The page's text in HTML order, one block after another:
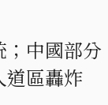
；中國部分
道區轟炸